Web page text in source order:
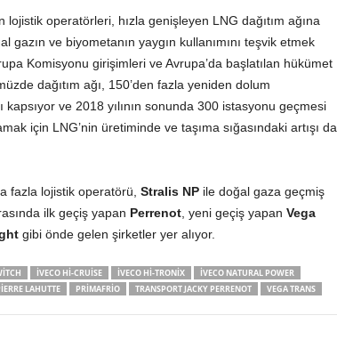
operatörleri, hızla genişleyen LNG dağıtım ağına
gazın ve biyometanın yaygın kullanımını teşvik etmek
Komisyonu girişimleri ve Avrupa’da başlatılan hükümet
dağıtım ağı, 150’den fazla yeniden dolum
ve 2018 yılının sonunda 300 istasyonu geçmesi
için LNG’nin üretiminde ve taşıma sığasındaki artışı da
fazla lojistik operatörü, Stralis NPile doğal gaza geçmiş
ilk geçiş yapan Perrenot, yeni geçiş yapan Vega
gibi önde gelen şirketler yer alıyor.
IVECO HI-CRUISE IVECO HI-TRONIX
IVECO NATURAL POWER
LAHUTTE PRIMAFRIO TRANSPORT JACKY PERRENOT VEGA TRANS